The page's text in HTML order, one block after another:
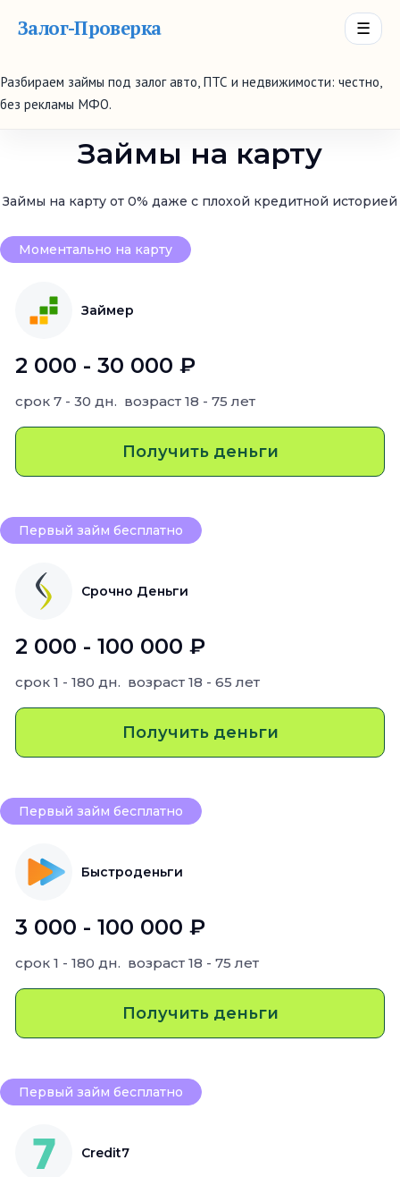
Залог-Проверка ☰
Разбираем займы под залог авто, ПТС и недвижимости: честно,
без рекламы МФО.
Займы на карту
Займы на карту от 0% даже с плохой кредитной историей
Моментально на карту
Займер
2 000 - 30 000 ₽
срок 7 - 30 дн. возраст 18 - 75 лет
Получить деньги
Первый займ бесплатно
Срочно Деньги
2 000 - 100 000 ₽
срок 1 - 180 дн. возраст 18 - 65 лет
Получить деньги
Первый займ бесплатно
Быстроденьги
3 000 - 100 000 ₽
срок 1 - 180 дн. возраст 18 - 75 лет
Получить деньги
Первый займ бесплатно
Credit7